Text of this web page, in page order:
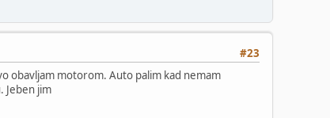
#23
obavljam motorom. Auto palim kad nemam
Jeben jim